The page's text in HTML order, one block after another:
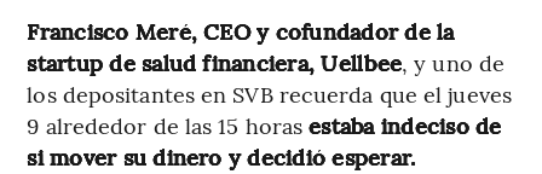
Francisco Meré, CEO y cofundador de la
startup de salud financiera, Uellbee, y uno de
los depositantes en SVB recuerda que el jueves
9 alrededor de las 15 horasestaba indeciso de
si mover su dinero y decidió esperar.